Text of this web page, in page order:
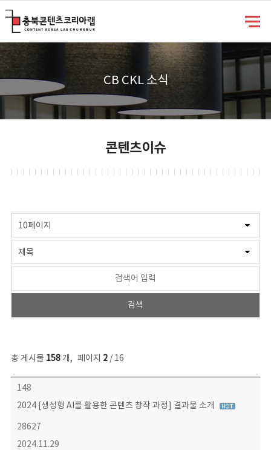
CB CKL 소식
콘텐츠이슈
총 게시물 158개, 페이지 2/ 16
콘텐츠이슈 목록 - 번호, 제목, 작성자, 파일, 조회수, 작성일 정보 제공
148
2024 [생성형 AI를 활용한 콘텐츠 창작 과정] 결과물 소개
28627
2024.11.29